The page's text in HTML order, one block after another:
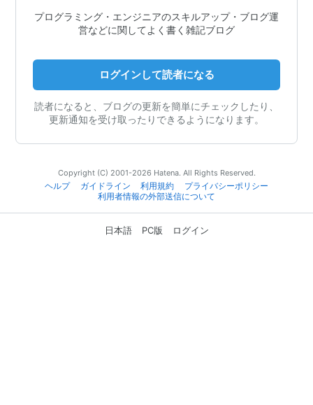
プログラミング・エンジニアのスキルアップ・ブログ運
営などに関してよく書く雑記ブログ
ログインして読者になる
読者になると、ブログの更新を簡単にチェックしたり、
更新通知を受け取ったりできるようになります。
Copyright (C) 2001-2026 Hatena. All Rights Reserved.
ヘルプ
ガイドライン 利用規約
プライバシーポリシー
利用者情報の外部送信について
日本語 PC版 ログイン